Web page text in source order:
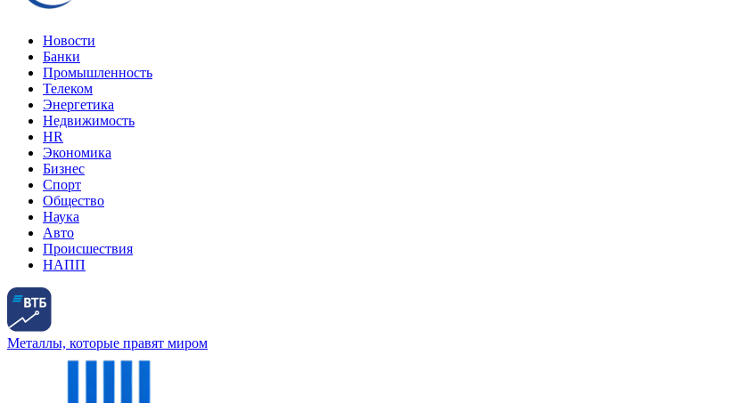
Новости
Банки
Промышленность
Телеком
Энергетика
Недвижимость
HR
Экономика
Бизнес
Спорт
Общество
Наука
Авто
Происшествия
НАПП
Металлы, которые правят миром